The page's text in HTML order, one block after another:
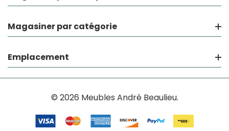
Magasiner par catégorie
Emplacement
© 2026 Meubles André Beaulieu.